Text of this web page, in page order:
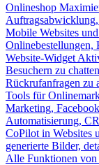
Onlineshop
Mobile Websites
Onlinebestellungen,
Website-Widget
Besuchern zu
Rückrufanfragen zu
Tools für
Marketing,
Automatisierung,
CoPilot in Websites
generierte Bilder,
Alle Funktionen von